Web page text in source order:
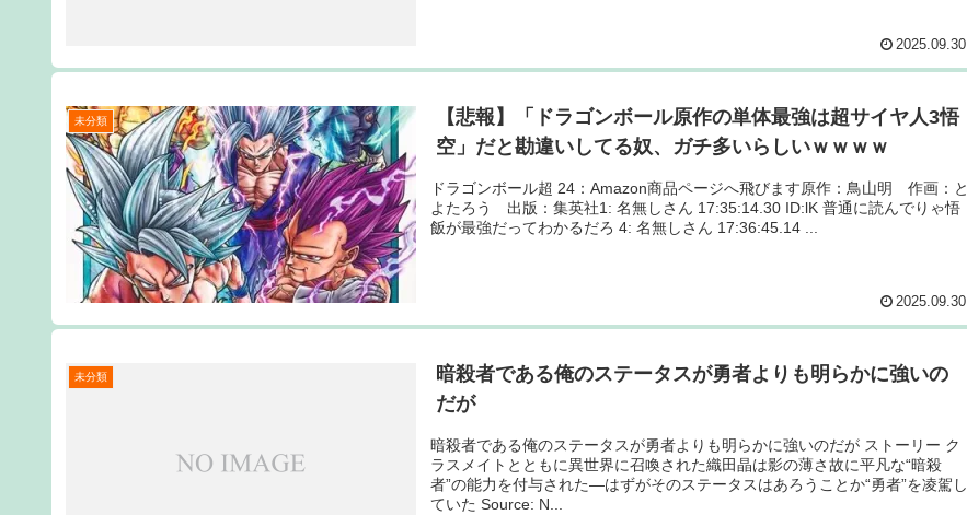
2025.09.30
未分類
【悲報】「ドラゴンボール原作の単体最強は超サイヤ人3悟
空」だと勘違いしてる奴、ガチ多いらしいｗｗｗｗ
ドラゴンボール超 24：Amazon商品ページへ飛びます原作：鳥山明 作画：と
よたろう 出版：集英社1: 名無しさん 17:35:14.30 ID:lK 普通に読んでりゃ悟
飯が最強だってわかるだろ 4: 名無しさん 17:36:45.14 ...
2025.09.30
未分類
暗殺者である俺のステータスが勇者よりも明らかに強いの
だが
暗殺者である俺のステータスが勇者よりも明らかに強いのだが ストーリー ク
ラスメイトとともに異世界に召喚された織田晶は影の薄さ故に平凡な“暗殺
者”の能力を付与された―はずがそのステータスはあろうことか“勇者”を凌駕し
ていた Source: N...